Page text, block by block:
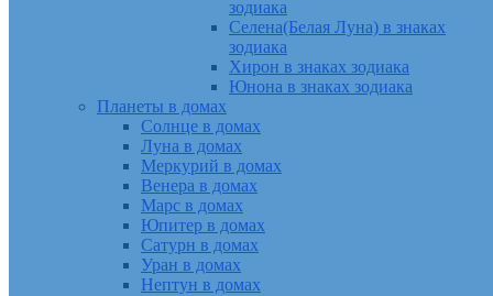
зодиака
Селена(Белая Луна) в знаках
зодиака
Хирон в знаках зодиака
Юнона в знаках зодиака
Планеты в домах
Солнце в домах
Луна в домах
Меркурий в домах
Венера в домах
Марс в домах
Юпитер в домах
Сатурн в домах
Уран в домах
Нептун в домах